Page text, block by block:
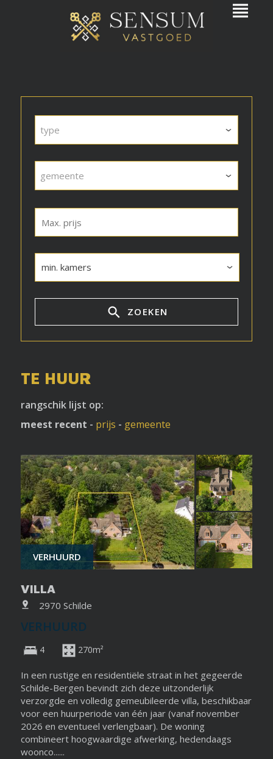
type
gemeente
ZOEKEN
TE HUUR
rangschik lijst op:
meest recent - prijs - gemeente
VERHUURD
VILLA
2970 Schilde
VERHUURD
4 270m²
In een rustige en residentiële straat in het gegeerde
Schilde-Bergen bevindt zich deze uitzonderlijk
verzorgde en volledig gemeubileerde villa, beschikbaar
voor een huurperiode van één jaar (vanaf november
2026 en eventueel verlengbaar). De woning
combineert hoogwaardige afwerking, hedendaags
woonco......